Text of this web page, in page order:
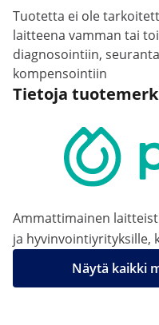
Tuotetta ei ole
laitteena vamman tai
diagnosointiin,
kompensointiin
Tietoja
Ammattimainen
ja hyvinvointiyrityksille,
Näytä kaikki